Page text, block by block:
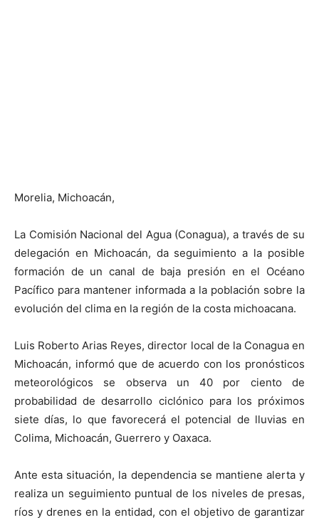
Morelia, Michoacán,
La Comisión Nacional del Agua (Conagua), a través de su
delegación en Michoacán, da seguimiento a la posible
formación de un canal de baja presión en el Océano
Pacífico para mantener informada a la población sobre la
evolución del clima en la región de la costa michoacana.
Luis Roberto Arias Reyes, director local de la Conagua en
Michoacán, informó que de acuerdo con los pronósticos
meteorológicos se observa un 40 por ciento de
probabilidad de desarrollo ciclónico para los próximos
siete días, lo que favorecerá el potencial de lluvias en
Colima, Michoacán, Guerrero y Oaxaca.
Ante esta situación, la dependencia se mantiene alerta y
realiza un seguimiento puntual de los niveles de presas,
ríos y drenes en la entidad, con el objetivo de garantizar